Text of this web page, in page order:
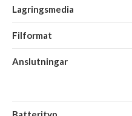
Lagringsmedia
Filformat
Anslutningar